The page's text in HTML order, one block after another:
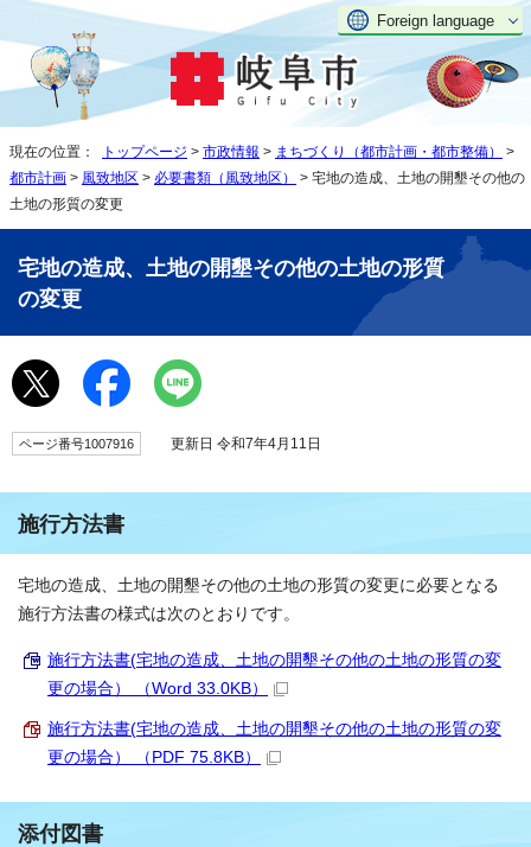
Foreign language
現在の位置： トップページ > 市政情報 > まちづくり（都市計画・都市整備）
>
都市計画 > 風致地区 > 必要書類（風致地区）
> 宅地の造成、土地の開墾その他の
土地の形質の変更
宅地の造成、土地の開墾その他の土地の形質
の変更
ページ番号1007916 更新日 令和7年4月11日
施行方法書
宅地の造成、土地の開墾その他の土地の形質の変更に必要となる
施行方法書の様式は次のとおりです。
施行方法書(宅地の造成、土地の開墾その他の土地の形質の変
更の場合） （Word 33.0KB）
施行方法書(宅地の造成、土地の開墾その他の土地の形質の変
更の場合） （PDF 75.8KB）
添付図書